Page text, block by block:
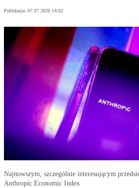
Publikacja: 07.07.2026 14:02
Najnowszym, szczególnie interesującym
Anthropic Economic Index